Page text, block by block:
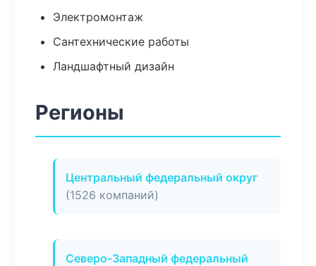
Электромонтаж
Сантехнические работы
Ландшафтный дизайн
Регионы
Центральный федеральный округ
(1526 компаний)
Северо-Западный федеральный